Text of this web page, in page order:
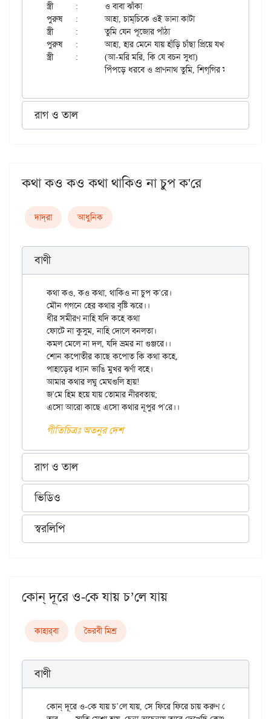
স্ত্রী	:	ও বাবা ঝাঁকা
পুরুষ	:	আহা, চাম্‌চিকে ওই ডানা কাটা
স্ত্রী	:	তুমি যেন পূজোর পাঁঠা
পুরুষ	:	আহা, হার মেনে যায় হাঁড়ি চাঁছা প্রিয়ে যখন খ্যাচ-খ্যাচাও।
স্ত্রী	:	(আ-মরি মরি, কি যে বচন সুধা)
রাগ ও তাল
কথা কও কও কথা থাকিও না চুপ ক'রে
দাদ্‌রা আধুনিক
বাণী
কথা কও, কও কথা, থাকিও না চুপ ক'রে।
মৌন গগনে হের কথার বৃষ্টি ঝরে।।
ধীর সমীরণ নাহি যদি কহে কথা
ফোটে না কুসুম, নাহি দোলে বনলতা।
কমল মেলে না দল, যদি ভ্রমর না গুঞ্জরে।।
শোন কপোতীর কাছে কপোত কি কথা কহে,
পাহাড়ের ধ্যান ভাঙি মুখর ঝর্ণা বহে।
আমার কথার লঘু মেঘগুলি হায়!
জ'মে হিম হয়ে যায় তোমার নীরবতায়;
গীতিচিত্রঃ অতনুর দেশ
রাগ ও তাল
ভিডিও
স্বরলিপি
কোন্‌ দূরে ও-কে যায় চ’লে যায়
কাহার্‌বা ভৈরবী মিশ্র
বাণী
কোন্‌ দূরে ও-কে যায় চ’লে যায়, সে ফিরে ফিরে চায় করুণ চোখে।